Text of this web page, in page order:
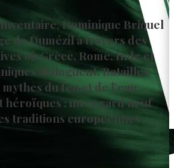
inventaire, Dominique Briquel
de Dumézil à travers des
où Grèce, Rome, Inde et
dialoguent. Batailles
du feu et de l’eau,
héroïques : un regard neuf
traditions européennes.